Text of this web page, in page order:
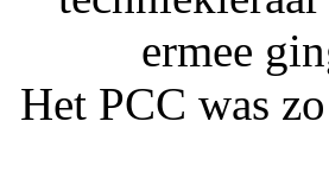
ermee
Het PCC was